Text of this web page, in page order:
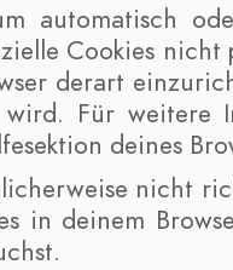
automatisch
Cookies
derart
Für weitere
deines
nicht
in deinem